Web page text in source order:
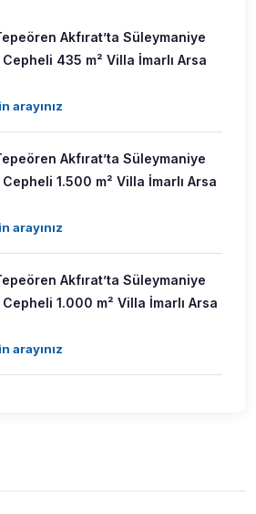
Akfırat’ta Süleymaniye
Cepheli 435 m² Villa İmarlı Arsa
arayınız
Akfırat’ta Süleymaniye
Cepheli 1.500 m² Villa İmarlı Arsa
arayınız
Akfırat’ta Süleymaniye
Cepheli 1.000 m² Villa İmarlı Arsa
arayınız